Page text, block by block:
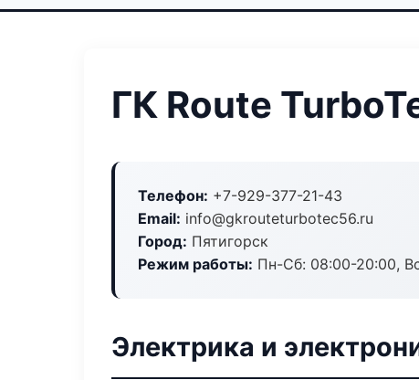
ГК Route
Телефон: +7-929-377-21-43
Email: info@gkrouteturbotec56.ru
Город: Пятигорск
Режим работы: Пн-Сб: 08:00-20:00,
Электрика и